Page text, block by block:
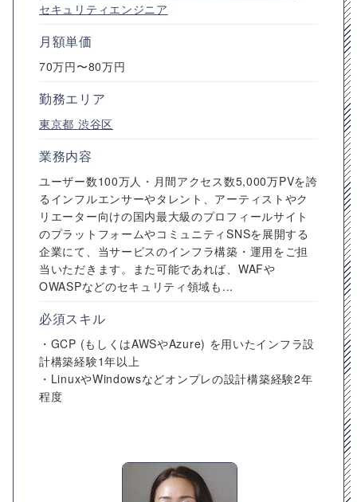
セキュリティエンジニア
月額単価
70万円〜80万円
勤務エリア
東京都 渋谷区
業務内容
ユーザー数100万人・月間アクセス数5,000万PVを誇
るインフルエンサーやタレント、アーティストやク
リエーター向けの国内最大級のプロフィールサイト
のプラットフォームやコミュニティSNSを展開する
企業にて、当サービスのインフラ構築・運用をご担
当いただきます。また可能であれば、WAFや
OWASPなどのセキュリティ領域も...
必須スキル
・GCP (もしくはAWSやAzure) を用いたインフラ設
計構築経験1年以上
・LinuxやWindowsなどオンプレの設計構築経験2年
程度